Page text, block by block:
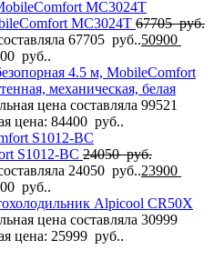
MC3024T 67705руб.
67705 руб..50900
руб..
4.5 м, MobileComfort
механическая, белая
цена составляла 99521
цена: 84400 руб..
S1012-BC 24050руб.
24050 руб..23900
руб..
Alpicool CR50X
цена составляла 30999
цена: 25999 руб..